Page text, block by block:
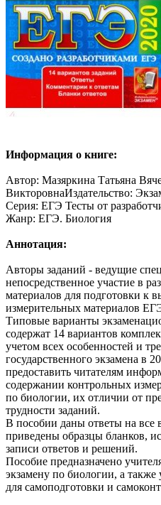
Информация о книге:
Автор: Мазяркина Татьяна
ВикторовнаИздательство:
Серия: ЕГЭ Тесты от
Жанр: ЕГЭ. Биология
Аннотация:
Авторы заданий - ведущие
непосредственное участие в
материалов для подготовки к
измерительных материалов
Типовые варианты
содержат 14 вариантов
учетом всех особенностей и
государственного экзамена в
предоставить читателям
содержании контрольных
по биологии, их отличии от
трудности заданий.
В пособии даны ответы на все
приведены образцы бланков,
записи ответов и решений.
Пособие предназначено
экзамену по биологии, а
для самоподготовки и